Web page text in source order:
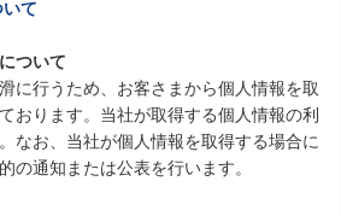
て
ついて
に行うため、お客さまから個人情報を取
おります。当社が取得する個人情報の利
なお、当社が個人情報を取得する場合に
の通知または公表を行います。